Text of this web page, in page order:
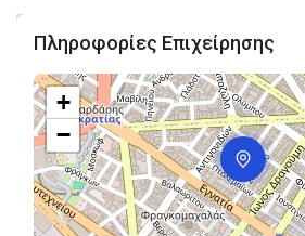
Πληροφορίες Επιχείρησης
+
−